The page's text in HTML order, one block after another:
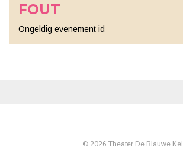
FOUT
Ongeldig evenement id
© 2026 Theater De Blauwe Kei